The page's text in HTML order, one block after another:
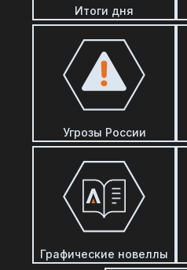
Итоги дня
Угрозы России
Графические новеллы